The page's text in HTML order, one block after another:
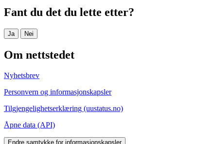
Fant du det du lette etter?
Ja Nei
Om nettstedet
Nyhetsbrev
Personvern og informasjonskapsler
Tilgjengelighetserklæring (uustatus.no)
Åpne data (API)
Endre samtykke for informasjonskapsler